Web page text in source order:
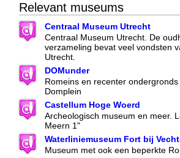
Relevant museums
Centraal Museum Utrecht
Centraal Museum Utrecht. De
verzameling bevat veel vondsten
Utrecht.
DOMunder
Romeins en recenter
Domplein
Castellum Hoge Woerd
Archeologisch museum en meer.
Meern 1"
Waterliniemuseum Fort bij
Museum met ook een beperkte